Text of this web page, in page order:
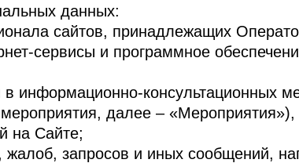
данных:
сайтов, принадлежащих
сервисы и программное
в информационно-консультационных
далее –
на Сайте;
жалоб, запросов и иных сообщений,